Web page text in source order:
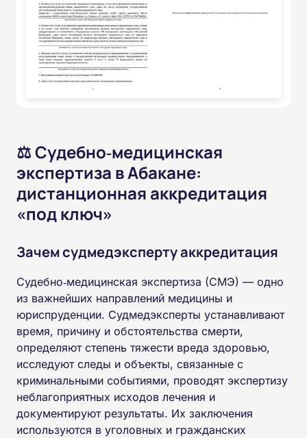
⚖️ Судебно‑медицинская
экспертиза в Абакане:
дистанционная аккредитация
«под ключ»
Зачем судмедэксперту аккредитация
Судебно‑медицинская экспертиза (СМЭ) — одно
из важнейших направлений медицины и
юриспруденции. Судмедэксперты устанавливают
время, причину и обстоятельства смерти,
определяют степень тяжести вреда здоровью,
исследуют следы и объекты, связанные с
криминальными событиями, проводят экспертизу
неблагоприятных исходов лечения и
документируют результаты. Их заключения
используются в уголовных и гражданских